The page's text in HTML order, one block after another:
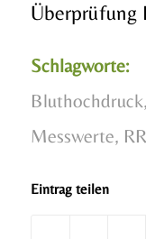
Überprüfung
Schlagworte:
Bluthochdruck
Messwerte, RR
Eintrag teilen